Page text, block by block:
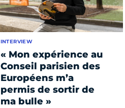
« Mon expérience au
Conseil parisien des
Européens m’a
permis de sortir de
ma bulle »
INTERVIEW